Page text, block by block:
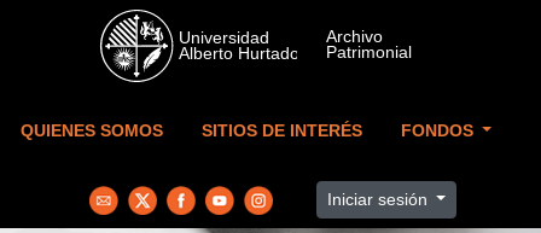
Skip to main content
QUIENES SOMOS SITIOS DE INTERÉS FONDOS
Iniciar sesión